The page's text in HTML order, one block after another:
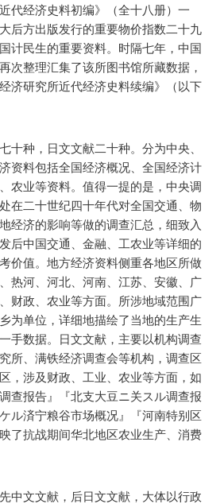
代经济史料初编》（全十八册）一
后方出版发行的重要物价指数二十九
计民生的重要资料。时隔七年，中国
次整理汇集了该所图书馆所藏数据，
济研究所近代经济史料续编》（以下
十种，日文文献二十种。分为中央、
资料包括全国经济概况、全国经济计
农业等资料。值得一提的是，中央调
在二十世纪四十年代对全国交通、物
经济的影响等做的调查汇总，细致入
后中国交通、金融、工农业等详细的
价值。地方经济资料侧重各地区所做
热河、河北、河南、江苏、安徽、广
财政、农业等方面。所涉地域范围广
为单位，详细地描绘了当地的生产生
手数据。日文文献，主要以机构调查
所、满铁经济调查会等机构，调查区
，涉及财政、工业、农业等方面，如
查报告』『北支大豆ニ关スル调查报
ル済宁粮谷市场概况』『河南特别区
了抗战期间华北地区农业生产、消费
中文文献，后日文文献，大体以行政